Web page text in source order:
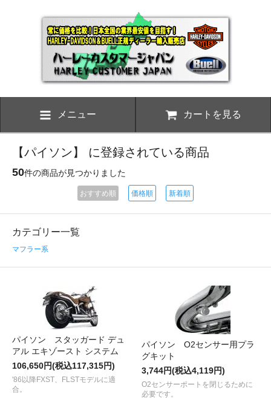
メニュー カートを見る
【パイソン】 に登録されている商品
50件の商品が見つかりました
おすすめ順 価格順 新着順
カテゴリー一覧
マフラー系
パイソン スタッガード デュ
アル エキゾースト システム
106,650円(税込117,315円)
'86以降FXST、FLSTモデルに適
合。
パイソン O2センサー用プラ
グキット
3,744円(税込4,119円)
O2センサーポートを閉じるために
必要です。